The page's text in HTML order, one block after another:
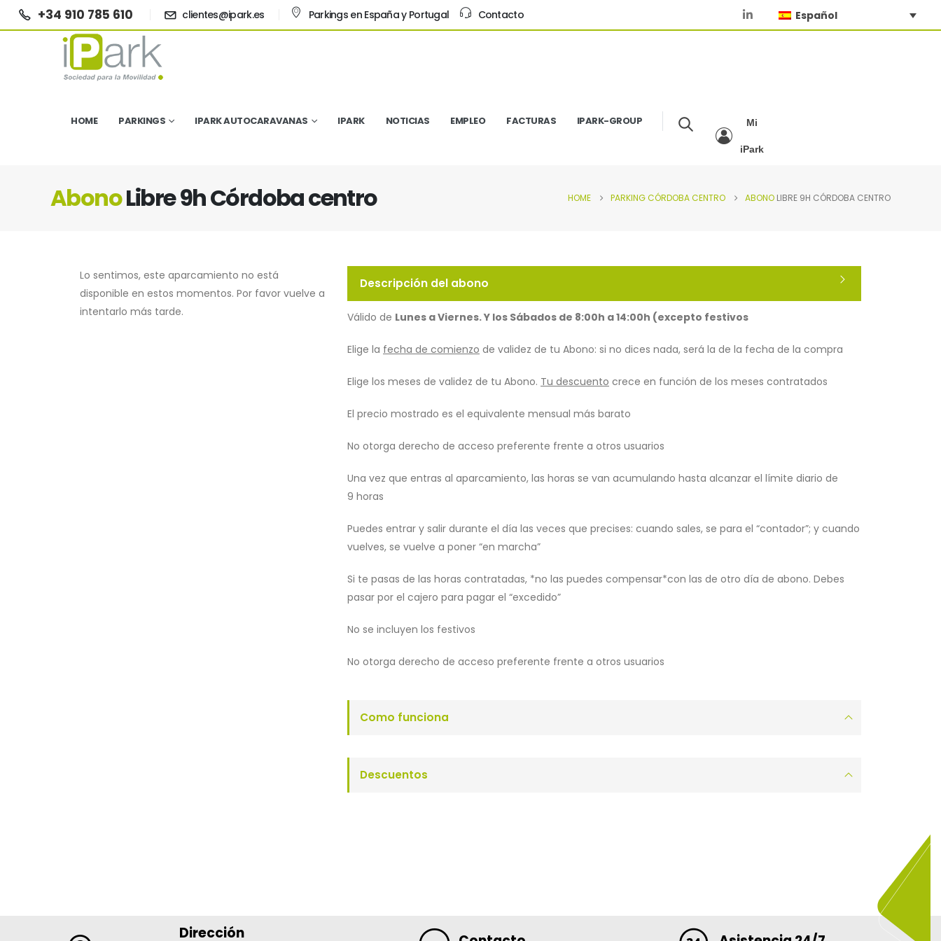
+34 910 785 610 clientes@ipark.es Parkings en España y Portugal Contacto Español
HOME PARKINGS IPARK AUTOCARAVANAS IPARK NOTICIAS EMPLEO FACTURAS IPARK-GROUP Mi
iPark
AbonoLibre 9h Córdoba centro HOME PARKINGCÓRDOBA CENTRO ABONO LIBRE 9H CÓRDOBA CENTRO
Lo sentimos, este aparcamiento no está
disponible en estos momentos. Por favor vuelve a
intentarlo más tarde.
Descripción del abono
Válido de Lunes a Viernes. Y los Sábados de 8:00h a 14:00h (excepto festivos
Elige la fecha de comienzo de validez de tu Abono: si no dices nada, será la de la fecha de la compra
Elige los meses de validez de tu Abono. Tu descuento crece en función de los meses contratados
El precio mostrado es el equivalente mensual más barato
No otorga derecho de acceso preferente frente a otros usuarios
Una vez que entras al aparcamiento, las horas se van acumulando hasta alcanzar el límite diario de
9 horas
Puedes entrar y salir durante el día las veces que precises: cuando sales, se para el “contador”; y cuando
vuelves, se vuelve a poner “en marcha”
Si te pasas de las horas contratadas, *no las puedes compensar*con las de otro día de abono. Debes
pasar por el cajero para pagar el “excedido”
No se incluyen los festivos
No otorga derecho de acceso preferente frente a otros usuarios
Como funciona
Descuentos
Dirección